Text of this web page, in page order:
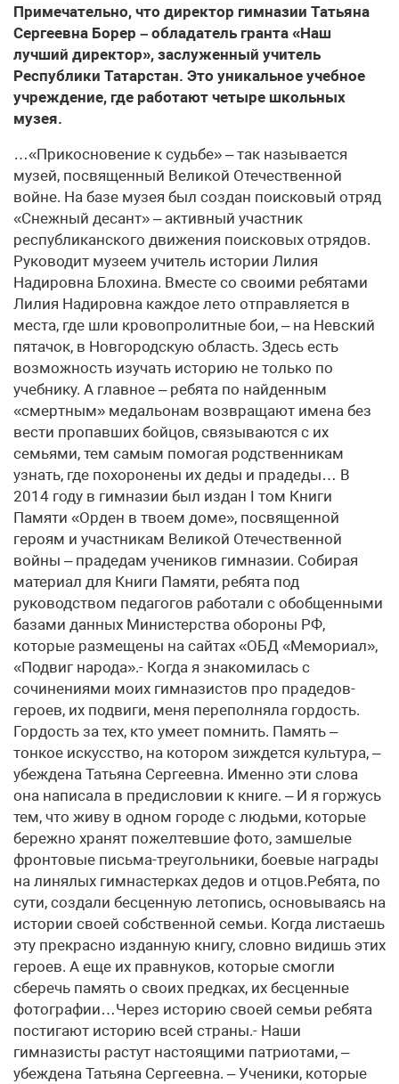
Примечательно, что директор гимназии Татьяна
Сергеевна Борер – обладатель гранта «Наш
лучший директор», заслуженный учитель
Республики Татарстан. Это уникальное учебное
учреждение, где работают четыре школьных
музея.
…«Прикосновение к судьбе» – так называется
музей, посвященный Великой Отечественной
войне. На базе музея был создан поисковый отряд
«Снежный десант» – активный участник
республиканского движения поисковых отрядов.
Руководит музеем учитель истории Лилия
Надировна Блохина. Вместе со своими ребятами
Лилия Надировна каждое лето отправляется в
места, где шли кровопролитные бои, – на Невский
пятачок, в Новгородскую область. Здесь есть
возможность изучать историю не только по
учебнику. А главное – ребята по найденным
«смертным» медальонам возвращают имена без
вести пропавших бойцов, связываются с их
семьями, тем самым помогая родственникам
узнать, где похоронены их деды и прадеды… В
2014 году в гимназии был издан I том Книги
Памяти «Орден в твоем доме», посвященной
героям и участникам Великой Отечественной
войны – прадедам учеников гимназии. Собирая
материал для Книги Памяти, ребята под
руководством педагогов работали с обобщенными
базами данных Министерства обороны РФ,
которые размещены на сайтах «ОБД «Мемориал»,
«Подвиг народа».- Когда я знакомилась с
сочинениями моих гимназистов про прадедов-
героев, их подвиги, меня переполняла гордость.
Гордость за тех, кто умеет помнить. Память –
тонкое искусство, на котором зиждется культура, –
убеждена Татьяна Сергеевна. Именно эти слова
она написала в предисловии к книге. – И я горжусь
тем, что живу в одном городе с людьми, которые
бережно хранят пожелтевшие фото, замшелые
фронтовые письма-треугольники, боевые награды
на линялых гимнастерках дедов и отцов.Ребята, по
сути, создали бесценную летопись, основываясь на
истории своей собственной семьи. Когда листаешь
эту прекрасно изданную книгу, словно видишь этих
героев. А еще их правнуков, которые смогли
сберечь память о своих предках, их бесценные
фотографии…Через историю своей семьи ребята
постигают историю всей страны.- Наши
гимназисты растут настоящими патриотами, –
убеждена Татьяна Сергеевна. – Ученики, которые